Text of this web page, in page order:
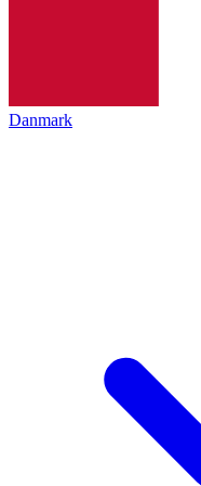
Danmark